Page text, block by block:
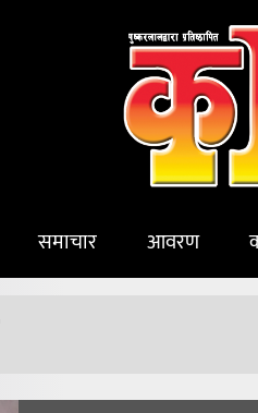
समाचार आवरण